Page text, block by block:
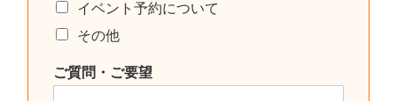
イベント予約について
その他
ご質問・ご要望